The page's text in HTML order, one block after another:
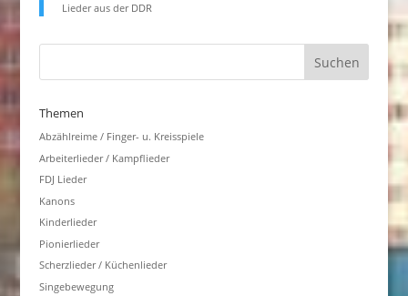
Lieder aus der DDR
Themen
Abzählreime / Finger- u. Kreisspiele
Arbeiterlieder / Kampflieder
FDJ Lieder
Kanons
Kinderlieder
Pionierlieder
Scherzlieder / Küchenlieder
Singebewegung